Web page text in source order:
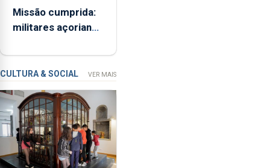
iniciativa
“Museus
Verão”,
que
garante
a
abertura
dos
museus
e
ME
Missão cumprida:
militares açorianos
missão na Roménia
CULTURA & SOCIAL VER MAIS